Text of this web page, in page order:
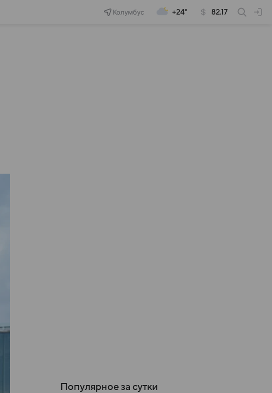
Колумбус +24° 82.17
Популярное за сутки